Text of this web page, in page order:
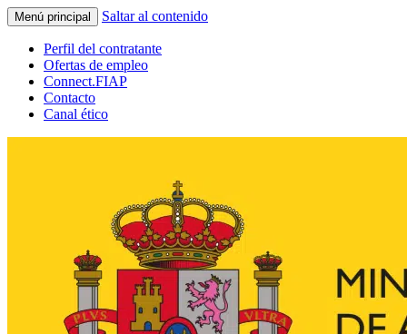
Menú principal Saltar al contenido
Perfil del contratante
Ofertas de empleo
Connect.FIAP
Contacto
Canal ético